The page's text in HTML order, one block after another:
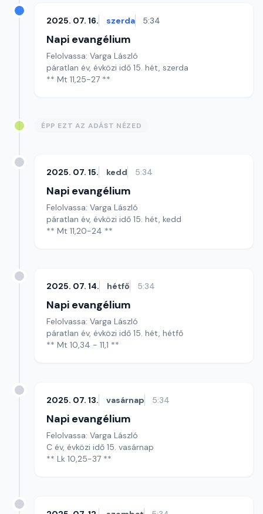
2025. 07. 16. szerda 5:34
Napi evangélium
Felolvassa: Varga László
páratlan év, évközi idő 15. hét, szerda
** Mt 11,25-27 **
ÉPP EZT AZ ADÁST NÉZED
2025. 07. 15. kedd 5:34
Napi evangélium
Felolvassa: Varga László
páratlan év, évközi idő 15. hét, kedd
** Mt 11,20-24 **
2025. 07. 14. hétfő 5:34
Napi evangélium
Felolvassa: Varga László
páratlan év, évközi idő 15. hét, hétfő
** Mt 10,34 - 11,1 **
2025. 07. 13. vasárnap 5:34
Napi evangélium
Felolvassa: Varga László
C év, évközi idő 15. vasárnap
** Lk 10,25-37 **